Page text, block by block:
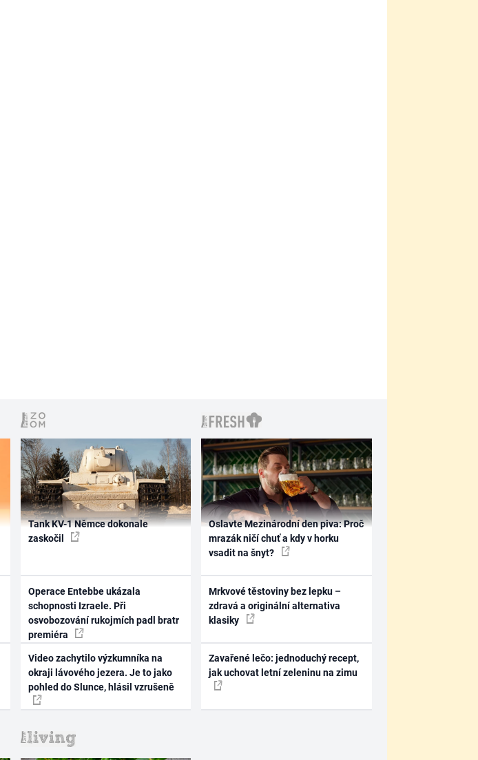
Tank KV-1 Němce dokonale
zaskočil
Operace Entebbe ukázala
schopnosti Izraele. Při
osvobozování rukojmích padl bratr
premiéra
Video zachytilo výzkumníka na
okraji lávového jezera. Je to jako
pohled do Slunce, hlásil vzrušeně
Oslavte Mezinárodní den piva: Proč
mrazák ničí chuť a kdy v horku
vsadit na šnyt?
Mrkvové těstoviny bez lepku –
zdravá a originální alternativa
klasiky
Zavařené lečo: jednoduchý recept,
jak uchovat letní zeleninu na zimu